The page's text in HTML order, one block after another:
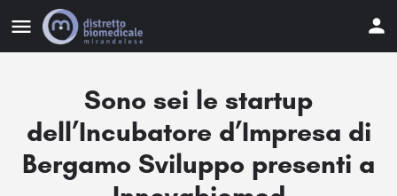
Sono sei le startup
dell’Incubatore d’Impresa di
Bergamo Sviluppo presenti a